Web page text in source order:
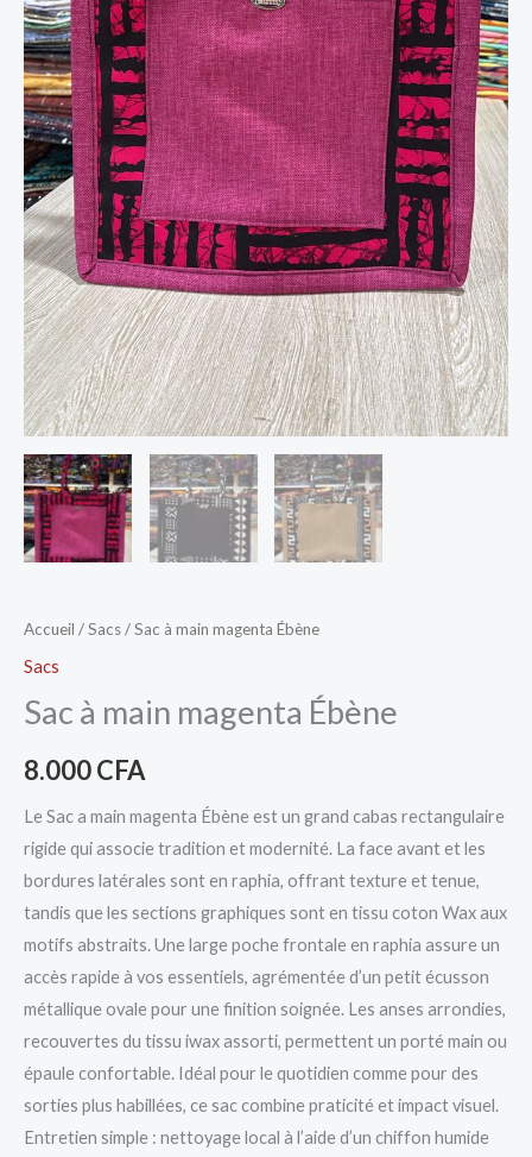
Accueil /Sacs/ Sac à main magenta Ébène
Sacs
Sac à main magenta Ébène
8.000CFA
Le Sac a main magenta Ébène est un grand cabas rectangulaire
rigide qui associe tradition et modernité. La face avant et les
bordures latérales sont en raphia, offrant texture et tenue,
tandis que les sections graphiques sont en tissu coton Wax aux
motifs abstraits. Une large poche frontale en raphia assure un
accès rapide à vos essentiels, agrémentée d’un petit écusson
métallique ovale pour une finition soignée. Les anses arrondies,
recouvertes du tissu iwax assorti, permettent un porté main ou
épaule confortable. Idéal pour le quotidien comme pour des
sorties plus habillées, ce sac combine praticité et impact visuel.
Entretien simple : nettoyage local à l’aide d’un chiffon humide